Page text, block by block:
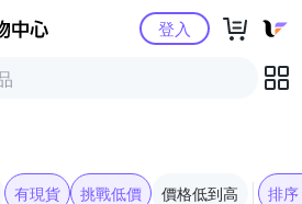
Yahoo購物中心登入
有現貨 挑戰低價 價格低到高 排序